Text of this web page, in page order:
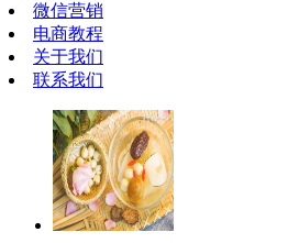
微信营销
电商教程
关于我们
联系我们